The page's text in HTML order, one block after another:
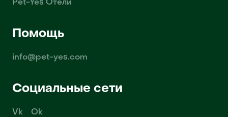
Pet-Yes Отели
Помощь
info@pet-yes.com
Социальные сети
Vk Ok